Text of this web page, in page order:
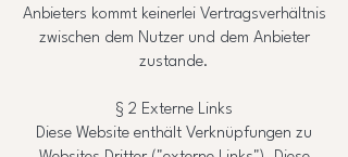
Anbieters kommt keinerlei Vertragsverhältnis
zwischen dem Nutzer und dem Anbieter
zustande.
§ 2 Externe Links
Diese Website enthält Verknüpfungen zu